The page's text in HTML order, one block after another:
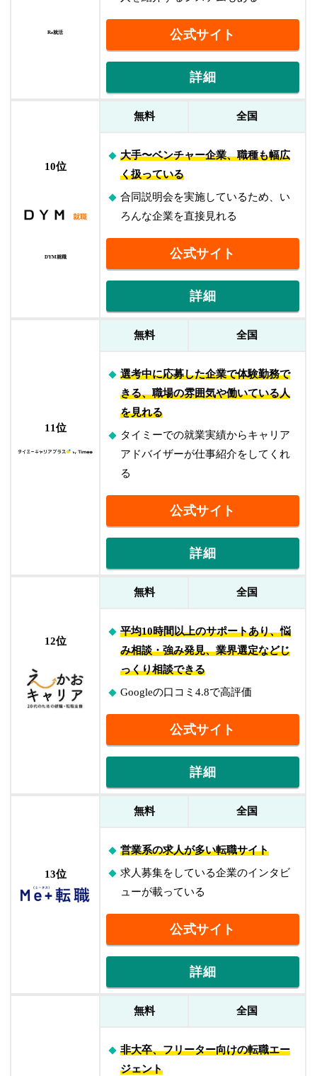
Re就活 公式サイト
詳細
10位
DYM就職
無料 全国
大手〜ベンチャー企業、職種も幅広
く扱っている
合同説明会を実施しているため、い
ろんな企業を直接見れる
公式サイト
詳細
11位
無料 全国
選考中に応募した企業で体験勤務で
きる、職場の雰囲気や働いている人
を見れる
タイミーでの就業実績からキャリア
アドバイザーが仕事紹介をしてくれ
る
公式サイト
詳細
12位
無料 全国
平均10時間以上のサポートあり、悩
み相談・強み発見、業界選定などじ
っくり相談できる
Googleの口コミ4.8で高評価
公式サイト
詳細
13位
無料 全国
営業系の求人が多い転職サイト
求人募集をしている企業のインタビ
ューが載っている
公式サイト
詳細
無料 全国
非大卒、フリーター向けの転職エー
ジェント